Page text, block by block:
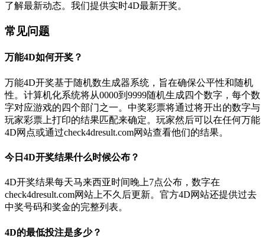
了解最新动态。我们提供实时4D最新开奖。
常见问题
万能4D如何开奖？
万能4D开奖基于随机数生成器系统，旨在确保公平性和随机
性。计算机化系统将从0000到9999随机生成四个数字，每个数
字对应游戏的四个部门之一。中奖彩票将通过将开出的数字与
玩家彩票上打印的结果匹配来确定。玩家然后可以在任何万能
4D网点或通过check4dresult.com网站查看他们的结果。
今日4D开奖结果什么时候公布？
4D开奖结果每天马来西亚时间晚上7点公布，数字在
check4dresult.com网站上不久后更新。官方4D网站还提供过去
中奖号码和奖金的完整列表。
4D的最低投注是多少？